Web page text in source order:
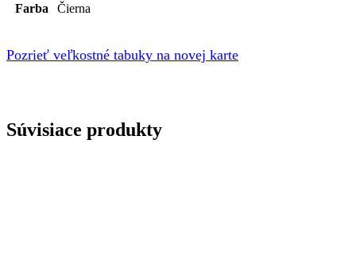
Farba Čierna
Pozrieť veľkostné tabuky na novej karte
Súvisiace produkty